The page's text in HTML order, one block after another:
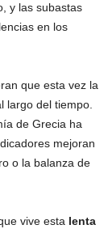
y las subastas
en los
que esta vez la
largo del tiempo.
de Grecia ha
mejoran
o la balanza de
vive esta lenta